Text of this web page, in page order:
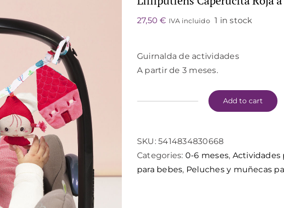
27,50€ IVA incluido 1 in stock
Guirnalda de actividades
A partir de 3 meses.
Lilliputiens
Add to cart
SKU:5414834830668
Categories: 0-6 meses, Actividades
para bebes, Peluches y muñecas